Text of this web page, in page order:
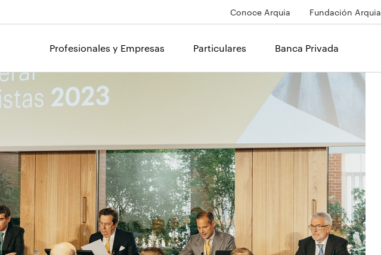
Conoce Arquia Fundación Arquia
Profesionales y Empresas Particulares Banca Privada